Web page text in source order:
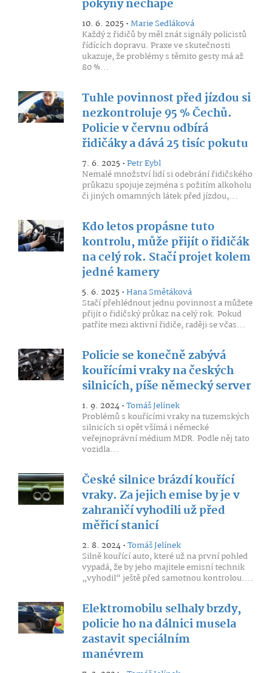
pokyny nechápe
10. 6. 2025 •Marie Sedláková
Každý z řidičů by měl znát signály policistů
řídících dopravu. Praxe ve skutečnosti
ukazuje, že problémy s těmito gesty má až
80 %...
Tuhle povinnost před jízdou si
nezkontroluje 95 % Čechů.
Policie v červnu odbírá
řidičáky a dává 25 tisíc pokutu
7. 6. 2025 •Petr Eybl
Nemalé množství lidí si odebrání řidičského
průkazu spojuje zejména s požitím alkoholu
či jiných omamných látek před jízdou,...
Kdo letos propásne tuto
kontrolu, může přijít o řidičák
na celý rok. Stačí projet kolem
jedné kamery
5. 6. 2025 •Hana Smětáková
Stačí přehlédnout jednu povinnost a můžete
přijít o řidičský průkaz na celý rok. Pokud
patříte mezi aktivní řidiče, raději se včas...
Policie se konečně zabývá
kouřícími vraky na českých
silnicích, píše německý server
1. 9. 2024 •Tomáš Jelínek
Problémů s kouřícími vraky na tuzemských
silnicích si opět všímá i německé
veřejnoprávní médium MDR. Podle něj tato
vozidla...
České silnice brázdí kouřící
vraky. Za jejich emise by je v
zahraničí vyhodili už před
měřicí stanicí
2. 8. 2024 •Tomáš Jelínek
Silně kouřící auto, které už na první pohled
vypadá, že by jeho majitele emisní technik
„vyhodil“ ještě před samotnou kontrolou....
Elektromobilu selhaly brzdy,
policie ho na dálnici musela
zastavit speciálním
manévrem